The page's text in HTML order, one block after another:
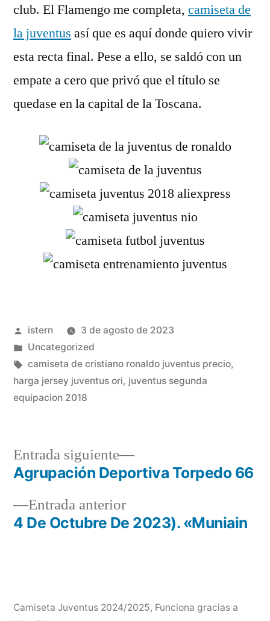
club. El Flamengo me completa, camiseta de
la juventus así que es aquí donde quiero vivir
esta recta final. Pese a ello, se saldó con un
empate a cero que privó que el título se
quedase en la capital de la Toscana.
Publicado
por
istern
3 de agosto de 2023
Publicado
en
Uncategorized
Etiquetas:
camiseta de cristiano ronaldo juventus precio,
harga jersey juventus ori, juventus segunda
equipacion 2018
Navegación
deEntrada anteriorEntrada
anterior:
4 De Octubre De 2023). «Muniain
Entrada siguiente
Entrada
siguiente:
Agrupación Deportiva Torpedo 66
Camiseta Juventus 2024/2025, Funciona gracias a